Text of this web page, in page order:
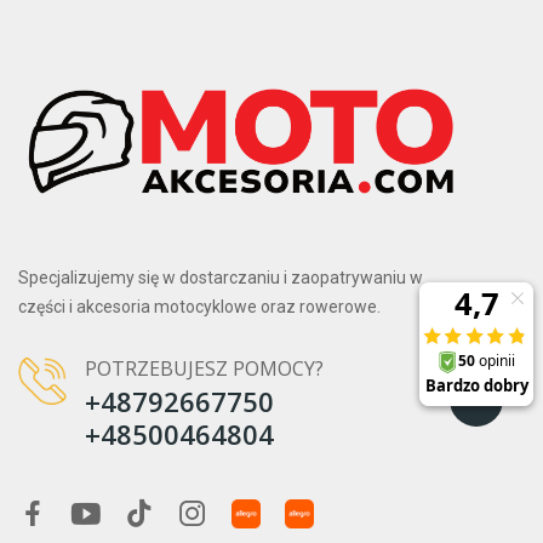
Specjalizujemy się w dostarczaniu i zaopatrywaniu w
części i akcesoria motocyklowe oraz rowerowe.
POTRZEBUJESZ POMOCY?
+48792667750
+48500464804